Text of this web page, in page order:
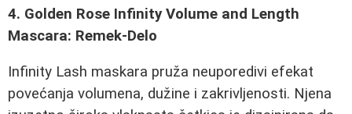
4. Golden Rose Infinity Volume and Length
Mascara: Remek-Delo
Infinity Lash maskara pruža neuporedivi efekat
povećanja volumena, dužine i zakrivljenosti. Njena